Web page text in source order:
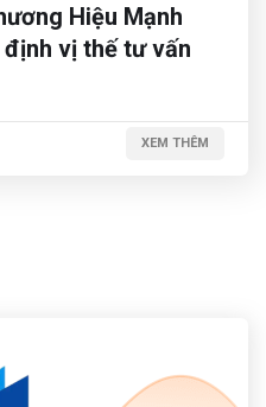
Hiệu Mạnh
định vị thế tư vấn
XEM THÊM